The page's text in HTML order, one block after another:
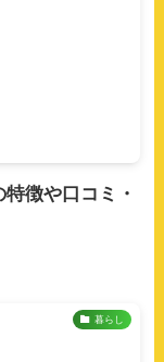
徴や口コミ・
暮らし